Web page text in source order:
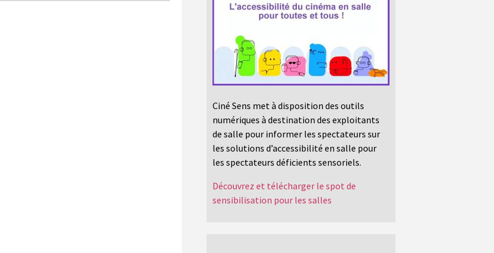
Ciné Sens met à disposition des outils
numériques à destination des exploitants
de salle pour informer les spectateurs sur
les solutions d’accessibilité en salle pour
les spectateurs déficients sensoriels.
Découvrez et télécharger le spot de
sensibilisation pour les salles